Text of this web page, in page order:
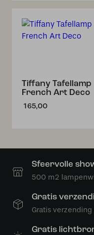
Tiffany Tafellamp
French Art Deco
165,00
Sfeervolle
500 m2
Gratis
Gratis
Gratis